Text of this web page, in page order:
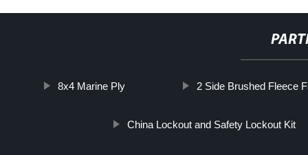
8x4 Marine Ply 2 Side Brushed Fleece
China Lockout and Safety Lockout Kit